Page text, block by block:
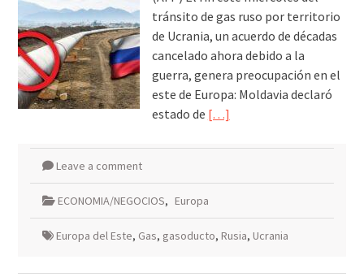
tránsito de gas ruso por territorio
de Ucrania, un acuerdo de décadas
cancelado ahora debido a la
guerra, genera preocupación en el
este de Europa: Moldavia declaró
estado de […]
Leave a comment
ECONOMIA/NEGOCIOS, Europa
Europa del Este, Gas, gasoducto, Rusia, Ucrania